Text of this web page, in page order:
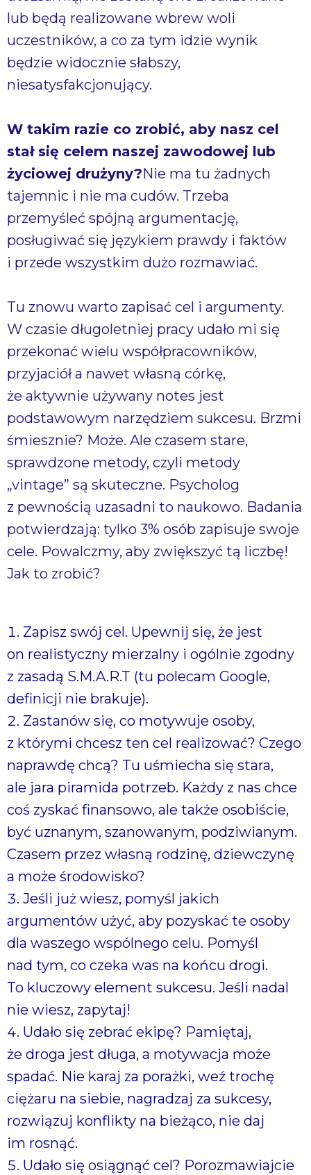
lub będą realizowane wbrew woli
uczestników, a co za tym idzie wynik
będzie widocznie słabszy,
niesatysfakcjonujący.
W takim razie co zrobić, aby nasz cel
stał się celem naszej zawodowej lub
życiowej drużyny?Nie ma tu żadnych
tajemnic i nie ma cudów. Trzeba
przemyśleć spójną argumentację,
posługiwać się językiem prawdy i faktów
i przede wszystkim dużo rozmawiać.
Tu znowu warto zapisać cel i argumenty.
W czasie długoletniej pracy udało mi się
przekonać wielu współpracowników,
przyjaciół a nawet własną córkę,
że aktywnie używany notes jest
podstawowym narzędziem sukcesu. Brzmi
śmiesznie? Może. Ale czasem stare,
sprawdzone metody, czyli metody
„vintage” są skuteczne. Psycholog
z pewnością uzasadni to naukowo. Badania
potwierdzają: tylko 3% osób zapisuje swoje
cele. Powalczmy, aby zwiększyć tą liczbę!
Jak to zrobić?
Zapisz swój cel. Upewnij się, że jest
on realistyczny mierzalny i ogólnie zgodny
z zasadą S.M.A.R.T (tu polecam Google,
definicji nie brakuje).
Zastanów się, co motywuje osoby,
z którymi chcesz ten cel realizować? Czego
naprawdę chcą? Tu uśmiecha się stara,
ale jara piramida potrzeb. Każdy z nas chce
coś zyskać finansowo, ale także osobiście,
być uznanym, szanowanym, podziwianym.
Czasem przez własną rodzinę, dziewczynę
a może środowisko?
Jeśli już wiesz, pomyśl jakich
argumentów użyć, aby pozyskać te osoby
dla waszego wspólnego celu. Pomyśl
nad tym, co czeka was na końcu drogi.
To kluczowy element sukcesu. Jeśli nadal
nie wiesz, zapytaj!
Udało się zebrać ekipę? Pamiętaj,
że droga jest długa, a motywacja może
spadać. Nie karaj za porażki, weź trochę
ciężaru na siebie, nagradzaj za sukcesy,
rozwiązuj konflikty na bieżąco, nie daj
im rosnąć.
Udało się osiągnąć cel? Porozmawiajcie